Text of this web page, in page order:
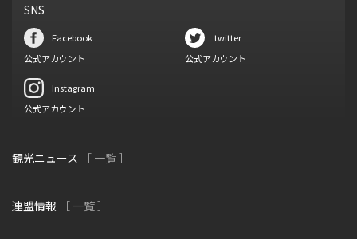
SNS
Facebook
公式アカウント
twitter
公式アカウント
Instagram
公式アカウント
観光ニュース ［ 一覧 ］
連盟情報 ［ 一覧 ］